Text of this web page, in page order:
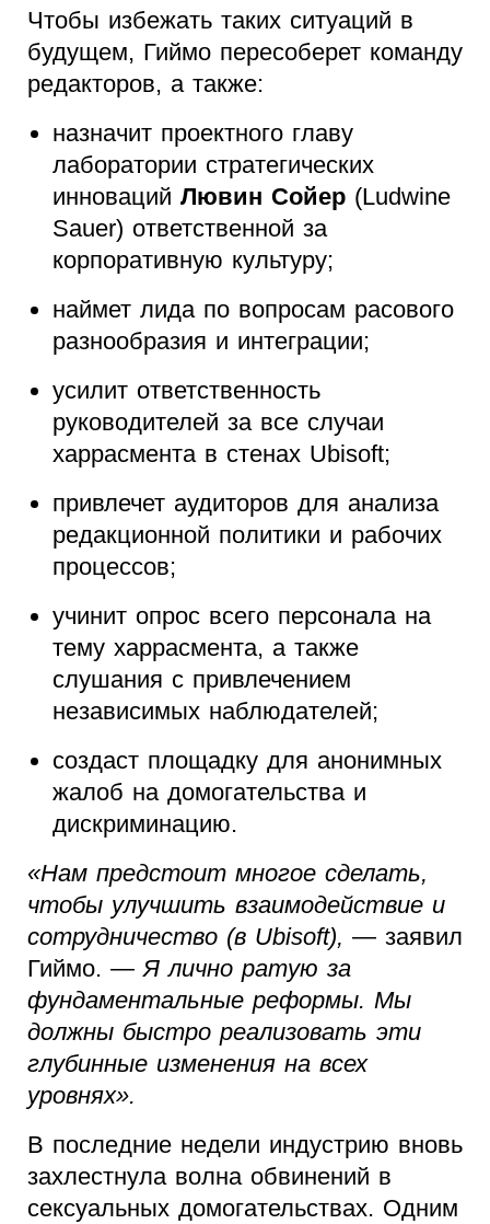
Чтобы избежать таких ситуаций в
будущем, Гиймо пересоберет команду
редакторов, а также:
назначит проектного главу
лаборатории стратегических
инноваций Лювин Сойер(Ludwine
Sauer) ответственной за
корпоративную культуру;
наймет лида по вопросам расового
разнообразия и интеграции;
усилит ответственность
руководителей за все случаи
харрасмента в стенах Ubisoft;
привлечет аудиторов для анализа
редакционной политики и рабочих
процессов;
учинит опрос всего персонала на
тему харрасмента, а также
слушания с привлечением
независимых наблюдателей;
создаст площадку для анонимных
жалоб на домогательства и
дискриминацию.
«Нам предстоит многое сделать,
чтобы улучшить взаимодействие и
сотрудничество (в Ubisoft), — заявил
Гиймо. — Я лично ратую за
фундаментальные реформы. Мы
должны быстро реализовать эти
глубинные изменения на всех
уровнях».
В последние недели индустрию вновь
захлестнула волна обвинений в
сексуальных домогательствах. Одним